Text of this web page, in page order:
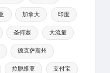
加拿大 印度
圣何塞 大流量
德克萨斯州
拉脱维亚 支付宝